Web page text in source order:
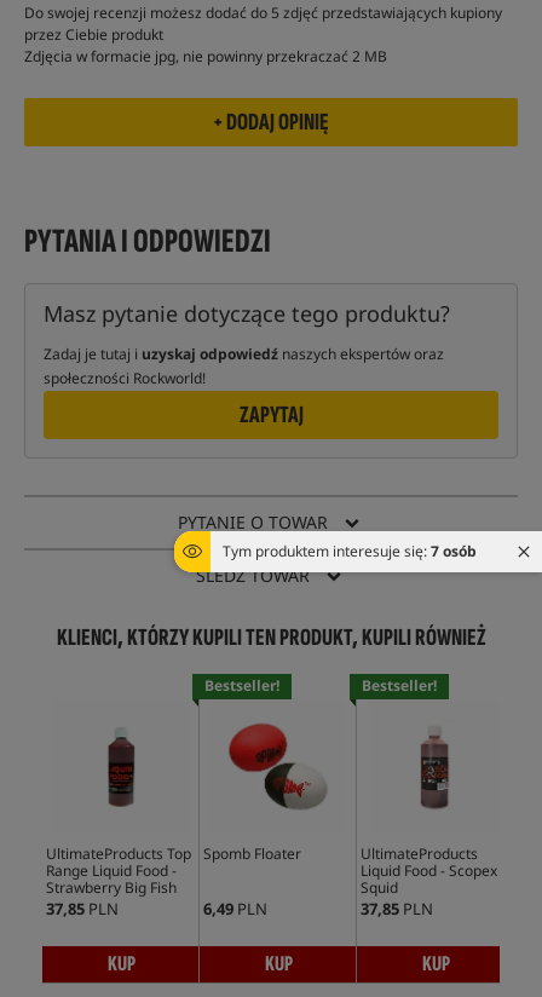
Tym produktem interesuje się:7 osób
Do swojej recenzji możesz dodać do 5 zdjęć przedstawiających kupiony
przez Ciebie produkt
Zdjęcia w formacie jpg, nie powinny przekraczać 2 MB
PYTANIA I ODPOWIEDZI
Masz pytanie dotyczące tego produktu?
Zadaj je tutaj i uzyskaj odpowiedź naszych ekspertów oraz
społeczności Rockworld!
ZAPYTAJ
PYTANIE O TOWAR
ŚLEDŹ TOWAR
KLIENCI, KTÓRZY KUPILI TEN PRODUKT, KUPILI RÓWNIEŻ
UltimateProducts Top
Range Liquid Food -
Strawberry Big Fish
37,85 PLN
KUP
Bestseller!
Spomb Floater
6,49 PLN
KUP
Bestseller!
UltimateProducts
Liquid Food - Scopex
Squid
37,85 PLN
KUP